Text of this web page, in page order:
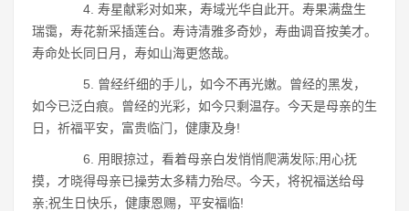
4. 寿星献彩对如来，寿域光华自此开。寿果满盘生
瑞霭，寿花新采插莲台。寿诗清雅多奇妙，寿曲调音按美才。
寿命处长同日月，寿如山海更悠哉。
5. 曾经纤细的手儿，如今不再光嫩。曾经的黑发，
如今已泛白痕。曾经的光彩，如今只剩温存。今天是母亲的生
日，祈福平安，富贵临门，健康及身!
6. 用眼掠过，看着母亲白发悄悄爬满发际;用心抚
摸，才晓得母亲已操劳太多精力殆尽。今天，将祝福送给母
亲;祝生日快乐，健康恩赐，平安福临!